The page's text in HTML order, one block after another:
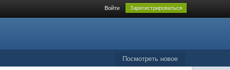
Войти Зарегистрироваться
Посмотреть новое